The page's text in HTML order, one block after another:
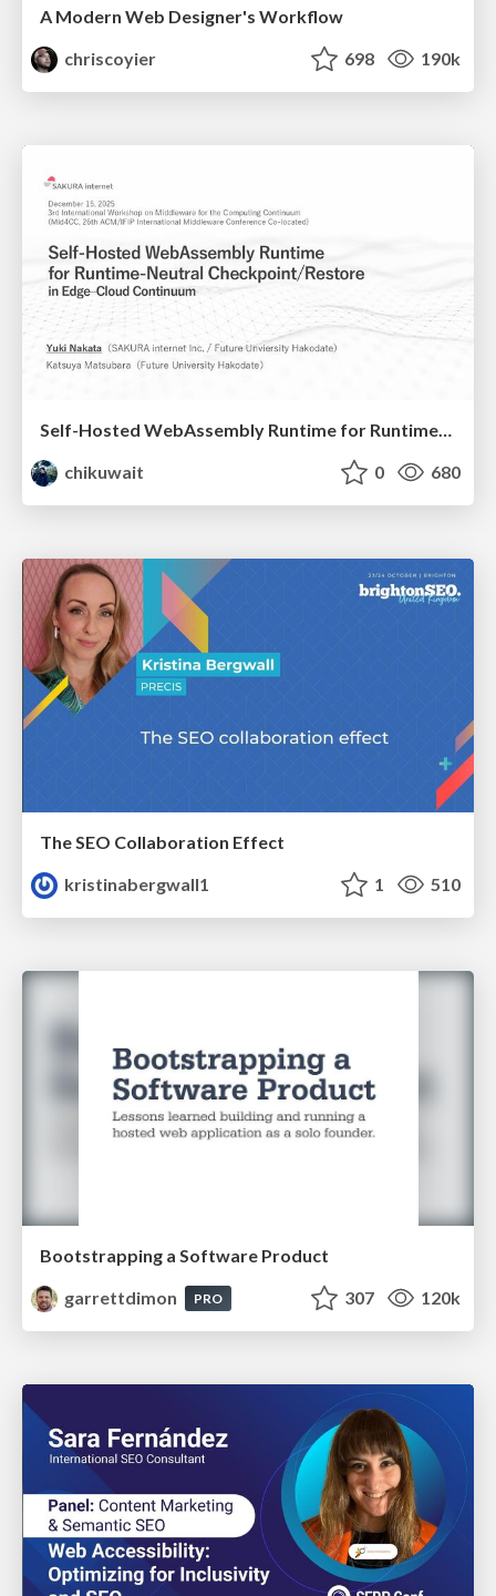
A Modern Web Designer's Workflow
chriscoyier
698 190k
Self-Hosted WebAssembly Runtime for Runtime-Neutral Checkpoint/Restore in Edge–Cloud Continuum
chikuwait
0 680
The SEO Collaboration Effect
kristinabergwall1
1 510
Bootstrapping a Software Product
garrettdimon
PRO 307 120k